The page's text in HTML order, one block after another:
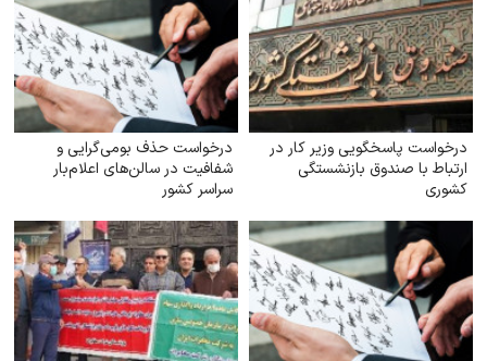
درخواست پاسخگویی وزیر کار در
ارتباط با صندوق بازنشستگی
کشوری
درخواست حذف بومی‌گرایی و
شفافیت در سالن‌های اعلام‌بار
سراسر کشور